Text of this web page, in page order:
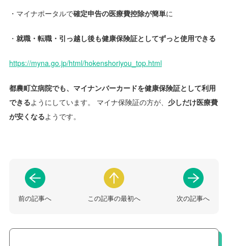
・マイナポータルで確定申告の医療費控除が簡単に
・ 就職・転職・引っ越し後も健康保険証としてずっと使用できる
https://myna.go.jp/html/hokenshoriyou_top.html
都農町立病院でも、マイナンバーカードを健康保険証として利用
できるようにしています。 マイナ保険証の方が、 少しだけ医療費
が安くなるようです。
前の記事へ この記事の最初へ 次の記事へ